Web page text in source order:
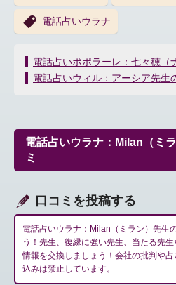
電話占いウラナ
投
稿
ー
シ
ョ
電話占いポポラーレ：七々穂（
電話占いウィル：アーシア先生
電話占いウラナ：Milan（ミ
ミ
口コミを投稿する
電話占いウラナ：Milan（ミラン）先生
う！先生、復縁に強い先生、当たる先
情報を交換しましょう！会社の批判や
込みは禁止しています。